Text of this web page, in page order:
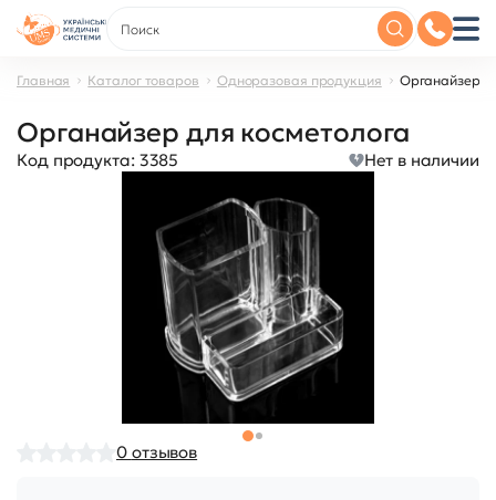
Главная Каталог товаров Одноразовая продукция Органайзер
Органайзер для косметолога
Код продукта: 3385 Нет в наличии
0 отзывов